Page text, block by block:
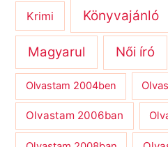
Krimi Könyvajánló
Magyarul Női író
Olvastam 2004ben
Olvastam 2006ban